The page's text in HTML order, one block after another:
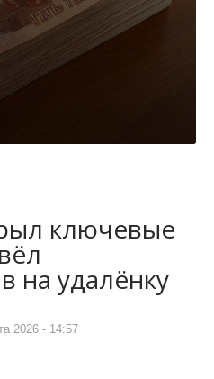
ключевые
на удалёнку
2026 - 14:57